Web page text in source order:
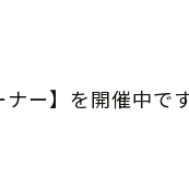
ー】を開催中で